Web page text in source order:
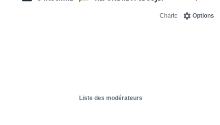
Options
Charte
Liste des modérateurs